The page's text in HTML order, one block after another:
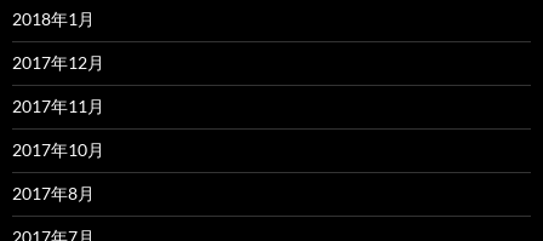
2018年1月
2017年12月
2017年11月
2017年10月
2017年8月